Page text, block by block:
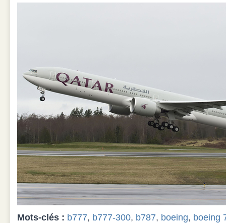
Mots-clés : b777, b777-300, b787, boeing, boeing